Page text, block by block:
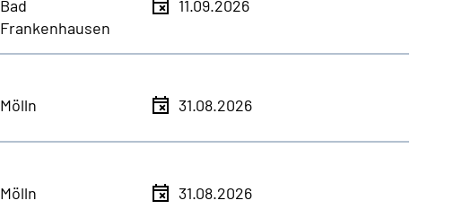
Bad
Frankenhausen
11.09.2026
Mölln 31.08.2026
Mölln 31.08.2026